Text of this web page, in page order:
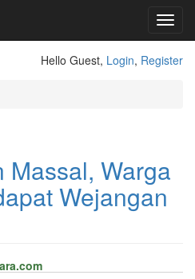
Hello Guest, Login, Register
Massal, Warga
Wejangan